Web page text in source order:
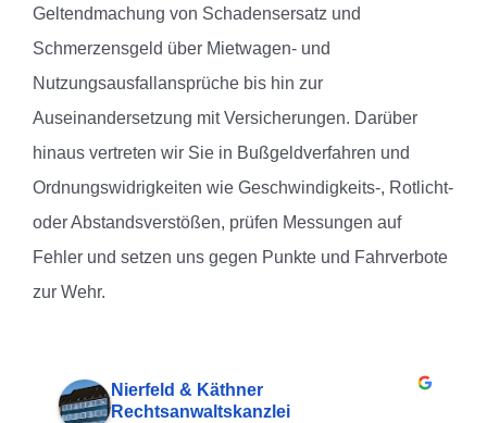
Geltendmachung von Schadensersatz und
Schmerzensgeld über Mietwagen- und
Nutzungsausfallansprüche bis hin zur
Auseinandersetzung mit Versicherungen. Darüber
hinaus vertreten wir Sie in Bußgeldverfahren und
Ordnungswidrigkeiten wie Geschwindigkeits-, Rotlicht-
oder Abstandsverstößen, prüfen Messungen auf
Fehler und setzen uns gegen Punkte und Fahrverbote
zur Wehr.
Nierfeld & Käthner
Rechtsanwaltskanzlei